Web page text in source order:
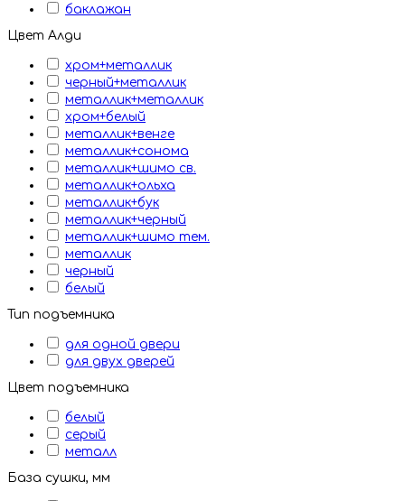
баклажан
Цвет Алди
хром+металлик
черный+металлик
металлик+металлик
хром+белый
металлик+венге
металлик+сонома
металлик+шимо св.
металлик+ольха
металлик+бук
металлик+черный
металлик+шимо тем.
металлик
черный
белый
Тип подъемника
для одной двери
для двух дверей
Цвет подъемника
белый
серый
металл
База сушки, мм